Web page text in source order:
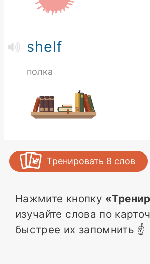
shelf
полка
Тренировать 8 слов
Нажмите кнопку
изучайте слова по
быстрее их запомнить ☝️